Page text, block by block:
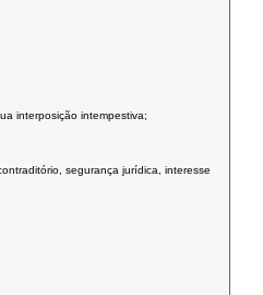
interposição intempestiva;
segurança jurídica, interesse